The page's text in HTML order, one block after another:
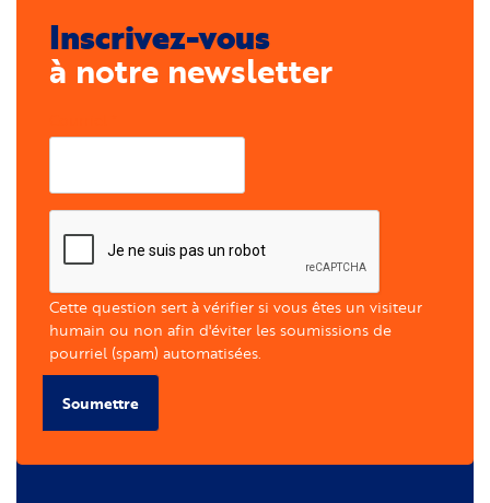
Inscrivez-vous
à notre newsletter
Cette question sert à vérifier si vous êtes un visiteur
humain ou non afin d'éviter les soumissions de
pourriel (spam) automatisées.
Soumettre